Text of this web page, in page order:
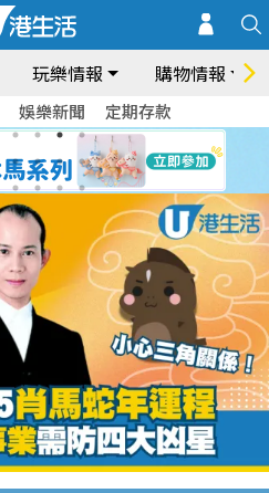
玩樂情報 購物情報
娛樂新聞 定期存款